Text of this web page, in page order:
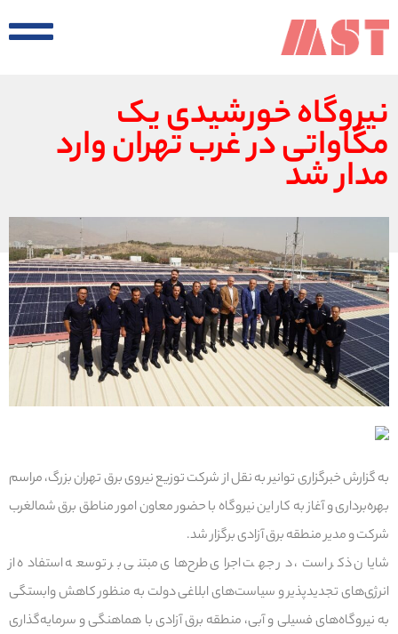
نیروگاه خورشیدی یک
مگاواتی در غرب تهران وارد
مدار شد
به گزارش خبرگزاری توانیر به نقل از شرکت توزیع نیروی برق تهران بزرگ، مراسم
بهره‌برداری و آغاز به کار این نیروگاه با حضور معاون امور مناطق برق شمالغرب
شرکت و مدیر منطقه برق آزادی برگزار شد.
شایان ذکر است، در جهت اجرای طرح‌های مبتنی بر توسعه استفاده از
انرژی‌های تجدیدپذیر و سیاست‌های ابلاغی دولت به منظور کاهش وابستگی
به نیروگاه‌های فسیلی و آبی، منطقه برق آزادی با هماهنگی و سرمایه‌گذاری